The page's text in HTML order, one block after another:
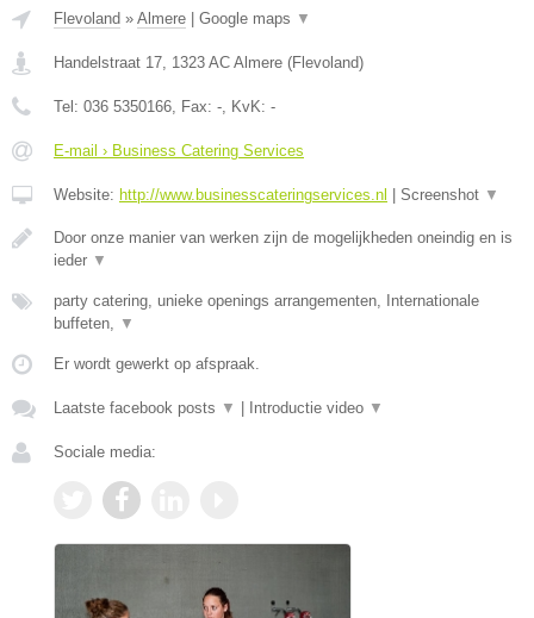
Flevoland » Almere | Google maps ▼
Handelstraat 17 1323 AC Almere (Flevoland)
Tel: 036 5350166 , Fax: - , KvK: -
E-mail › Business Catering Services
Website: http://www.businesscateringservices.nl | Screenshot ▼
Door onze manier van werken zijn de mogelijkheden oneindig en is
ieder ▼
party catering, unieke openings arrangementen, Internationale
buffeten,
▼
Er wordt gewerkt op afspraak.
Laatste facebook posts ▼ | Introductie video ▼
Sociale media: